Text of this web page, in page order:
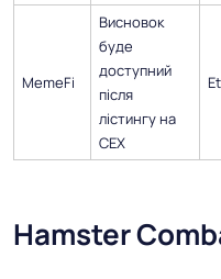
MemeFi
Висновок
буде
доступний
після
лістингу на
CEX
Hamster